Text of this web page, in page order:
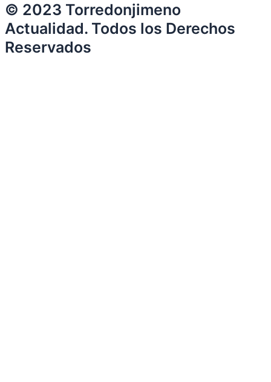
© 2023 Torredonjimeno
Actualidad. Todos los Derechos
Reservados